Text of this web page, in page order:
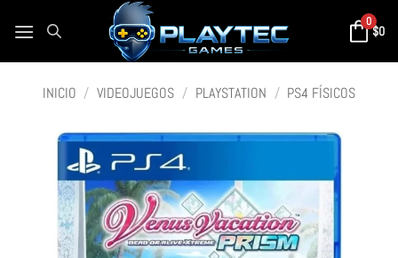
0
$0
INICIO / VIDEOJUEGOS / PLAYSTATION / PS4 FÍSICOS